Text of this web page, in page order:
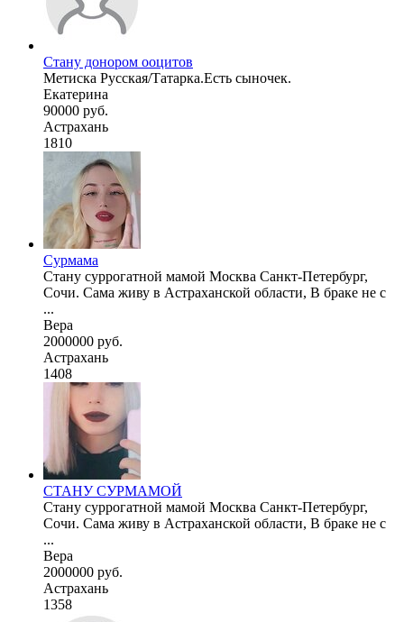
Стану донором ооцитов
Метиска Русская/Татарка.Есть сыночек.
Екатерина
90000 руб.
Астрахань
1810
Сурмама
Стану суррогатной мамой Москва Санкт-Петербург,
Сочи. Сама живу в Астраханской области, В браке не с
...
Вера
2000000 руб.
Астрахань
1408
СТАНУ СУРМАМОЙ
Стану суррогатной мамой Москва Санкт-Петербург,
Сочи. Сама живу в Астраханской области, В браке не с
...
Вера
2000000 руб.
Астрахань
1358